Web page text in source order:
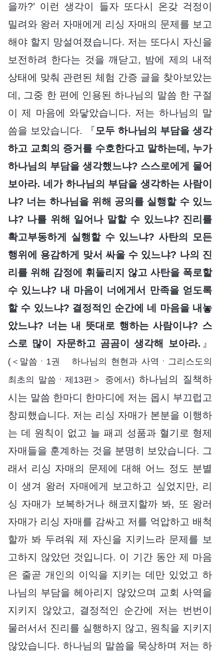
을까?’ 이런 생각이 들자 또다시 온갖 걱정이
밀려와 왕러 자매에게 리싱 자매의 문제를 보고
해야 할지 망설여졌습니다. 저는 또다시 자신을
보전하려 한다는 것을 깨닫고, 밤에 제의 내적
상태에 맞춰 관련된 체험 간증 글을 찾아보았는
데, 그중 한 편에 인용된 하나님의 말씀 한 구절
이 제 마음에 와닿았습니다. 저는 하나님의 말
씀을 보았습니다. 『모두 하나님의 부담을 생각
하고 교회의 증거를 수호한다고 말하는데, 누가
하나님의 부담을 생각했느냐? 스스로에게 물어
보아라. 네가 하나님의 부담을 생각하는 사람이
냐? 너는 하나님을 위해 공의를 실행할 수 있느
냐? 나를 위해 일어나 말할 수 있느냐? 진리를
확고부동하게 실행할 수 있느냐? 사탄의 모든
행위에 용감하게 맞서 싸울 수 있느냐? 나의 진
리를 위해 감정에 휘둘리지 않고 사탄을 폭로할
수 있느냐? 내 마음이 너에게서 만족을 얻도록
할 수 있느냐? 결정적인 순간에 네 마음을 내놓
았느냐? 너는 내 뜻대로 행하는 사람이냐? 스
스로 많이 자문하고 곰곰이 생각해 보아라. 』
(＜말씀ㆍ1권 하나님의 현현과 사역ㆍ그리스도의
최초의 말씀ㆍ제13편＞ 중에서) 하나님의 질책하
시는 말씀 한마디 한마디에 저는 몹시 부끄럽고
창피했습니다. 저는 리싱 자매가 본분을 이행하
는 데 원칙이 없고 늘 패괴 성품과 혈기로 형제
자매들을 훈계하는 것을 분명히 보았습니다. 그
래서 리싱 자매의 문제에 대해 어느 정도 분별
이 생겨 왕러 자매에게 보고하고 싶었지만, 리
싱 자매가 보복하거나 해코지할까 봐, 또 왕러
자매가 리싱 자매를 감싸고 저를 억압하고 배척
할까 봐 두려워 제 자신을 지키느라 문제를 보
고하지 않았던 것입니다. 이 기간 동안 제 마음
은 줄곧 개인의 이익을 지키는 데만 있었고 하
나님의 부담을 헤아리지 않았으며 교회 사역을
지키지 않았고, 결정적인 순간에 저는 번번이
물러서서 진리를 실행하지 않고, 원칙을 지키지
않았습니다. 하나님의 말씀을 묵상하며 저는 하